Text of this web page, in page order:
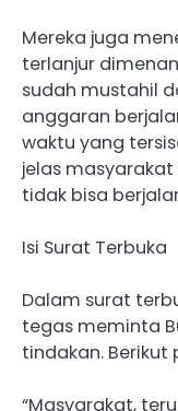
Mereka juga
terlanjur
sudah mustahil
anggaran
waktu yang
jelas
tidak bisa
Isi Surat Terbuka
Dalam surat
tegas meminta
tindakan. Berikut
“Masyarakat,